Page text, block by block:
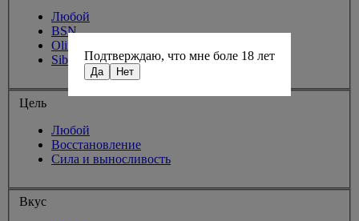
Любой
BSN
Olimp
Siberian Nutrogunz
Цель
Любой
Восстановление
Сила и выносливость
Вкус
Подтверждаю, что мне боле 18 лет
Да Нет